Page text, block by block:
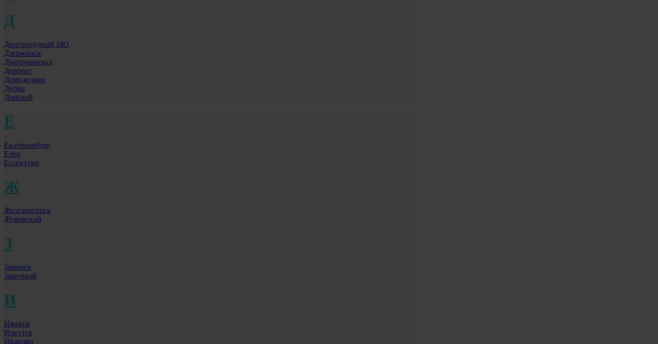
Д
Долгопрудный МО
Дзержинск
Дмитровоград
Дербент
Домодедово
Дубна
Донской
Е
Екатеринбург
Елец
Ессентуки
Ж
Железногорск
Жуковский
З
Заринск
Заречный
И
Ижевск
Иркутск
Иваново